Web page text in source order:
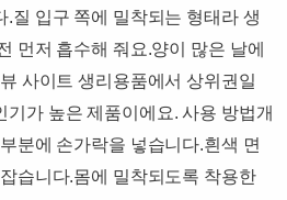
.질 입구 쪽에 밀착되는 형태라 생
먼저 흡수해 줘요.​양이 많은 날에
사이트 생리용품에서 상위권일
기가 높은 제품이에요.​ 사용 방법개
분에 손가락을 넣습니다.흰색 면
습니다.몸에 밀착되도록 착용한